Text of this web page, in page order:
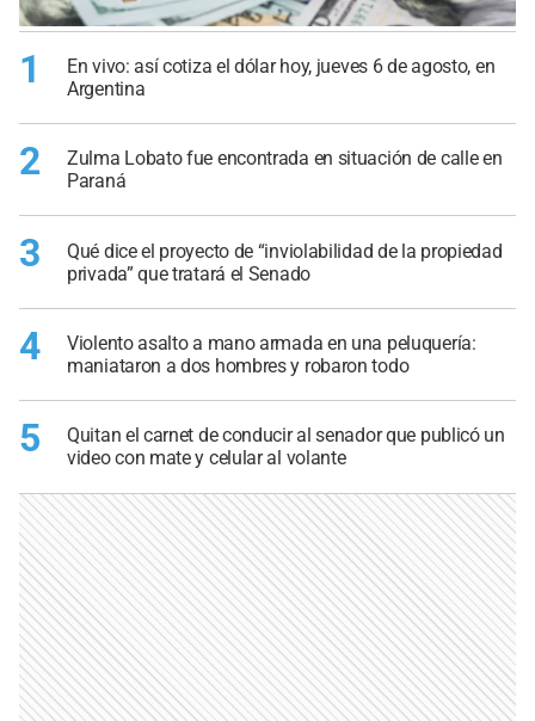
1
En vivo: así cotiza el dólar hoy, jueves 6 de agosto, en
Argentina
2
Zulma Lobato fue encontrada en situación de calle en
Paraná
3
Qué dice el proyecto de “inviolabilidad de la propiedad
privada” que tratará el Senado
4
Violento asalto a mano armada en una peluquería:
maniataron a dos hombres y robaron todo
5
Quitan el carnet de conducir al senador que publicó un
video con mate y celular al volante